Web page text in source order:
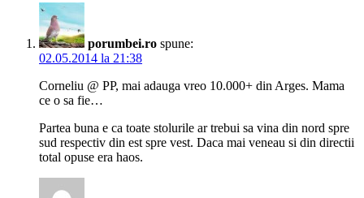
porumbei.ro spune:
02.05.2014 la 21:38
Corneliu @ PP, mai adauga vreo 10.000+ din Arges. Mama
ce o sa fie…
Partea buna e ca toate stolurile ar trebui sa vina din nord spre
sud respectiv din est spre vest. Daca mai veneau si din directii
total opuse era haos.